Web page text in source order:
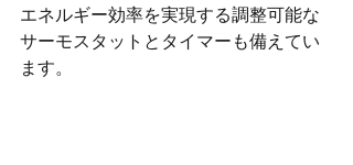
エネルギー効率を実現する調整可能な
サーモスタットとタイマーも備えてい
ます。